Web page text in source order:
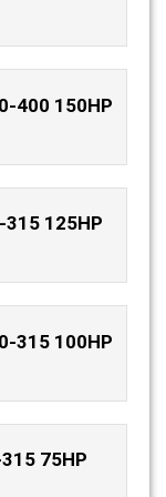
400 150HP
125HP
315 100HP
75HP